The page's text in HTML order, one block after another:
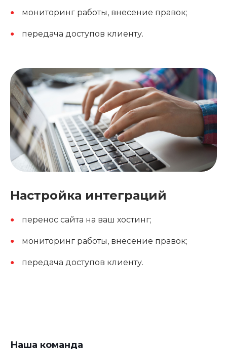
мониторинг работы, внесение правок;
передача доступов клиенту.
Настройка интеграций
перенос сайта на ваш хостинг;
мониторинг работы, внесение правок;
передача доступов клиенту.
Наша команда